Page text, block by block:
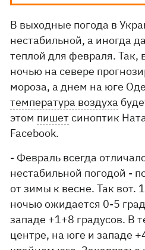
В выходные погода в
нестабильной, а иногда
теплой для февраля. Так,
ночью на севере
мороза, а днем ​​на юге
температура воздуха
этом пишетсиноптик
Facebook.
- Февраль всегда
нестабильной погодой -
от зимы к весне. Так вот.
ночью ожидается 0-5
западе +1+8 градусов. В
центре, на юге и западе